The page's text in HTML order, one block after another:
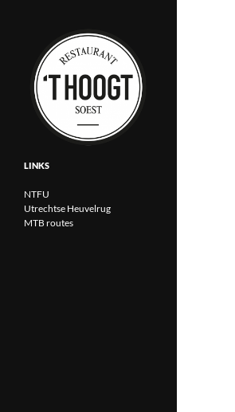
LINKS
NTFU
Utrechtse Heuvelrug
MTB routes